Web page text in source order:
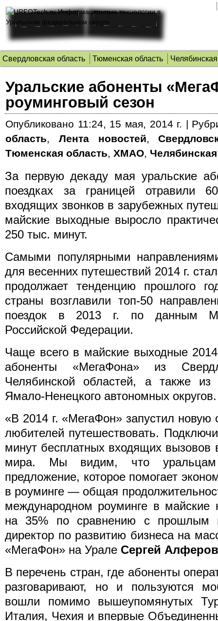
Свердловская область Тюменская область
Уральские абоненты
роуминговый сезон
Опубликовано 11:24, 15 мая, 2014 г. |
область, Лента новостей,
Тюменская область, ХМАО,
За первую декаду мая уральские
поездках за границей отравили
входящих звонков в зарубежных
майские выходные выросло
250 тыс. минут.
Самыми популярными
для весенних путешествий 2014 г.
продолжает тенденцию прошлого
страны возглавили топ-50
поездок в 2013 г. по данным
Российской Федерации.
Чаще всего в майские выходные
абоненты «МегаФона» из
Челябинской областей, а также из
Ямало-Ненецкого автономных округов.
«В 2014 г. «МегаФон» запустил
любителей путешествовать.
минут бесплатных входящих вызовов
мира. Мы видим, что уральцам
предложение, которое помогает
в роуминге — общая
международном роуминге в майские
на 35% по сравнению с прошлым
директор по развитию бизнеса на
«МегаФон» на Урале Сергей Алферов
В перечень стран, где абоненты
разговаривают, но и пользуются
вошли помимо вышеупомянутых
Италия, Чехия и впервые